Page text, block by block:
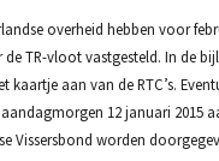
overheid hebben voor
de TR-vloot vastgesteld. In de
kaartje aan van de RTC’s.
12 januari 2015
Vissersbond worden